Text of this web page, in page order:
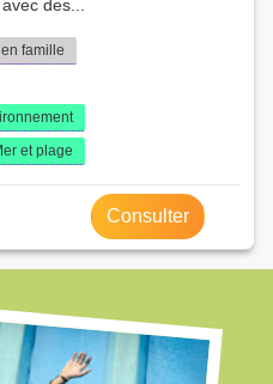
des...
famille
et plage
Consulter